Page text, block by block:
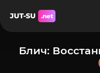
JUT-SU .net
Блич: